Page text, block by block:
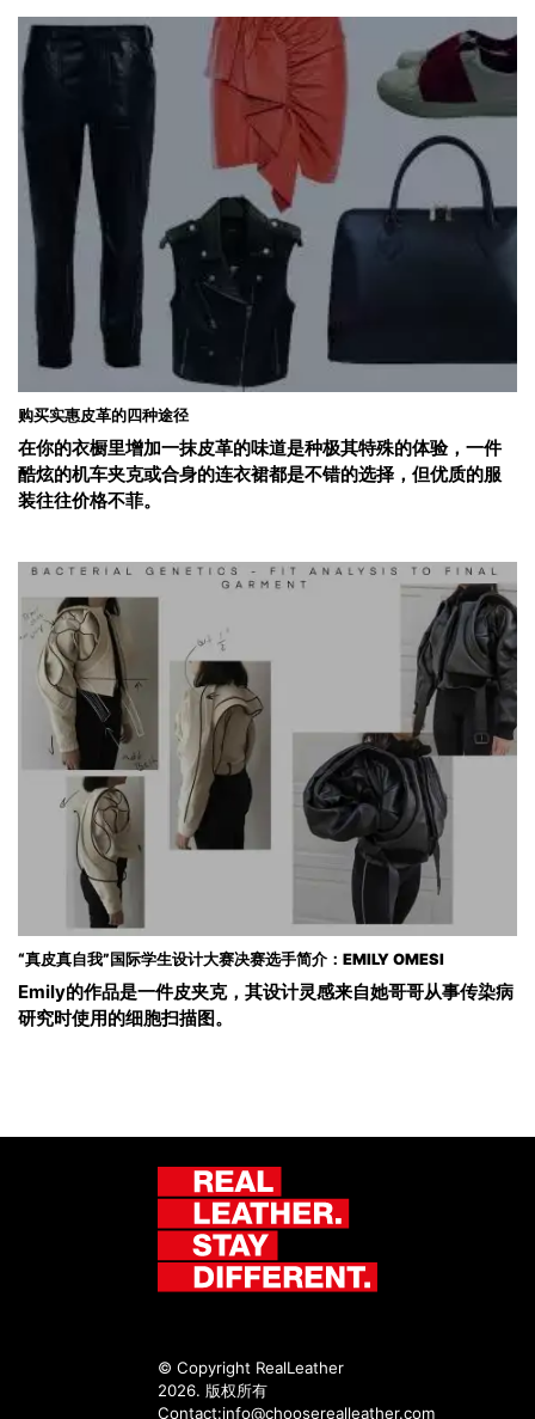
购买实惠皮革的四种途径
在你的衣橱里增加一抹皮革的味道是种极其特殊的体验，一件
酷炫的机车夹克或合身的连衣裙都是不错的选择，但优质的服
装往往价格不菲。
“真皮真自我”国际学生设计大赛决赛选手简介：EMILY OMESI
Emily的作品是一件皮夹克，其设计灵感来自她哥哥从事传染病
研究时使用的细胞扫描图。
© Copyright RealLeather
2026. 版权所有
Contact:info@chooserealleather.com